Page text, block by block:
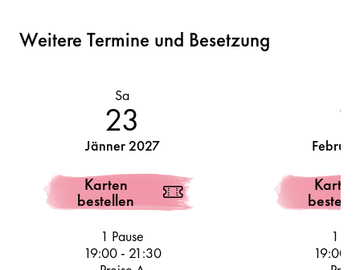
Weitere Termine und Besetzung
Sa
23
Jänner 2027
Karten
bestellen
1 Pause
19:00- 21:30
Karten
1
19:00